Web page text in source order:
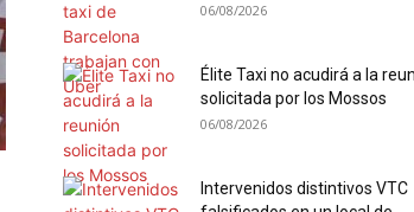
06/08/2026
Élite Taxi no acudirá a la
solicitada por los Mossos
06/08/2026
Intervenidos distintivos VTC